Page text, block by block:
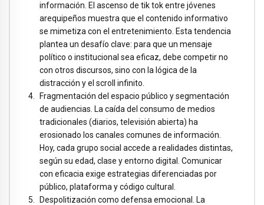
información. El ascenso de tik tok entre jóvenes
arequipeños muestra que el contenido informativo
se mimetiza con el entretenimiento. Esta tendencia
plantea un desafío clave: para que un mensaje
político o institucional sea eficaz, debe competir no
con otros discursos, sino con la lógica de la
distracción y el scroll infinito.
Fragmentación del espacio público y segmentación
de audiencias. La caída del consumo de medios
tradicionales (diarios, televisión abierta) ha
erosionado los canales comunes de información.
Hoy, cada grupo social accede a realidades distintas,
según su edad, clase y entorno digital. Comunicar
con eficacia exige estrategias diferenciadas por
público, plataforma y código cultural.
Despolitización como defensa emocional. La